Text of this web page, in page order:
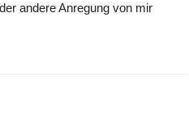
andere Anregung von mir